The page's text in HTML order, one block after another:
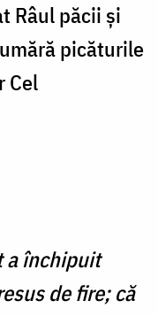
Râul păcii şi
picăturile
Cel
a închipuit
de fire; că